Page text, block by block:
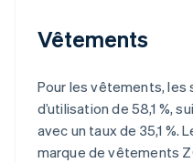
Vêtements
Pour les vêtements, les
d’utilisation de 58,1 %,
avec un taux de 35,1
marque de vêtements